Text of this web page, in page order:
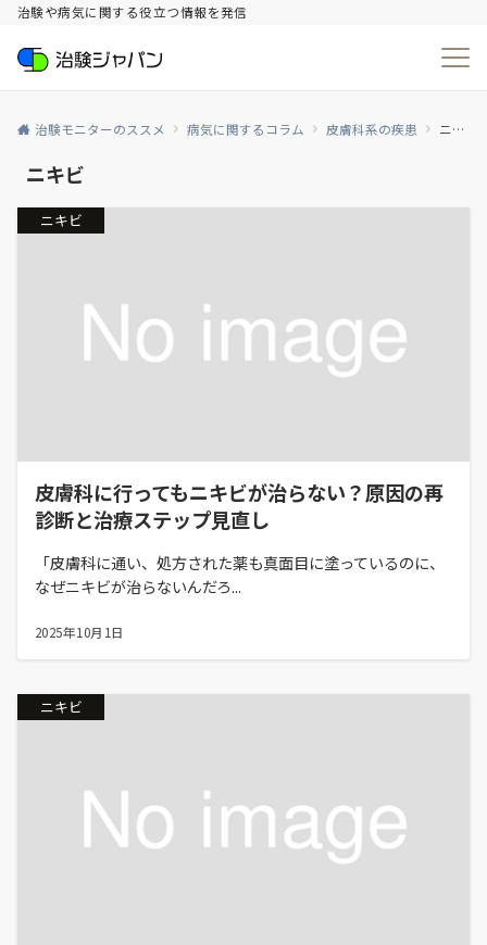
治験や病気に関する役立つ情報を発信
治験モニターのススメ 病気に関するコラム 皮膚科系の疾患 ニキビ
ニキビ
ニキビ
皮膚科に行ってもニキビが治らない？原因の再
診断と治療ステップ見直し
「皮膚科に通い、処方された薬も真面目に塗っているのに、
なぜニキビが治らないんだろ...
2025年10月1日
ニキビ